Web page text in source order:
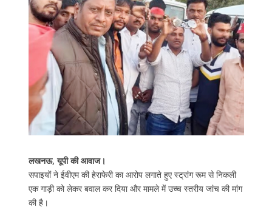
लखनऊ, यूपी की आवाज।
सपाइयों ने ईवीएम की हेराफेरी का आरोप लगाते हुए स्ट्रांग रूम से निकली
एक गाड़ी को लेकर बवाल कर दिया और मामले में उच्च स्तरीय जांच की मांग
की है।